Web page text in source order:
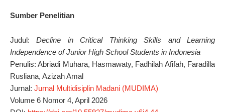
Sumber Penelitian
Judul:Decline in Critical Thinking Skills and Learning
Independence of Junior High School Students in Indonesia
Penulis: Abriadi Muhara, Hasmawaty, Fadhilah Afifah, Faradilla
Rusliana, Azizah Amal
Jurnal: Jurnal Multidisiplin Madani (MUDIMA)
Volume 6 Nomor 4, April 2026